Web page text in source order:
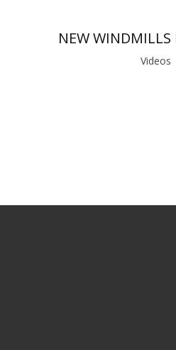
NEW WINDMILLS
Videos